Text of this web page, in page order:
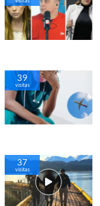
39
visitas
37
visitas